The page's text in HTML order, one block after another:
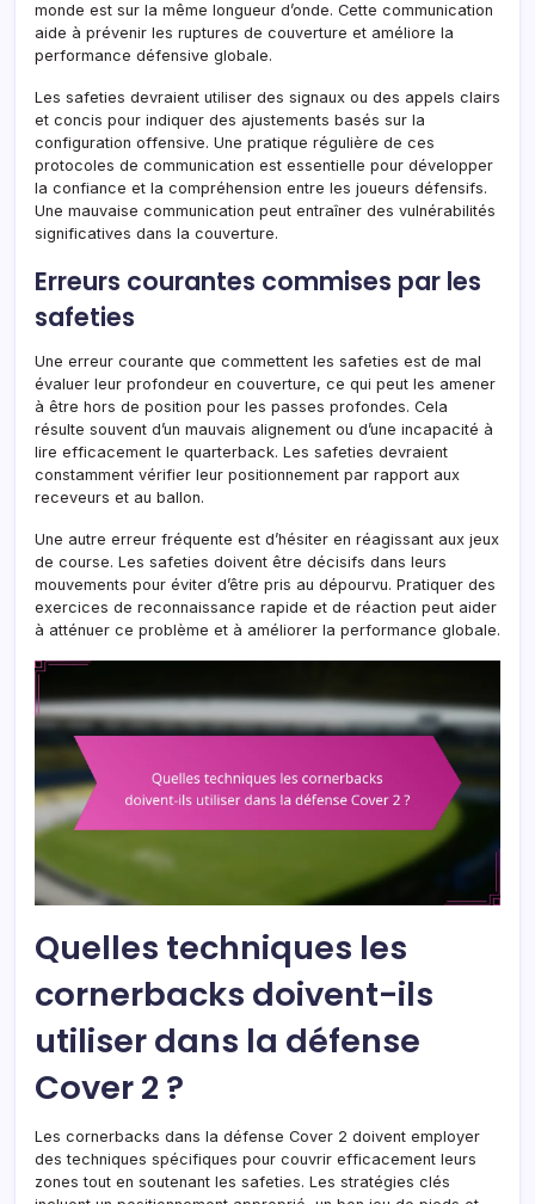
monde est sur la même longueur d’onde. Cette communication
aide à prévenir les ruptures de couverture et améliore la
performance défensive globale.
Les safeties devraient utiliser des signaux ou des appels clairs
et concis pour indiquer des ajustements basés sur la
configuration offensive. Une pratique régulière de ces
protocoles de communication est essentielle pour développer
la confiance et la compréhension entre les joueurs défensifs.
Une mauvaise communication peut entraîner des vulnérabilités
significatives dans la couverture.
Erreurs courantes commises par les
safeties
Une erreur courante que commettent les safeties est de mal
évaluer leur profondeur en couverture, ce qui peut les amener
à être hors de position pour les passes profondes. Cela
résulte souvent d’un mauvais alignement ou d’une incapacité à
lire efficacement le quarterback. Les safeties devraient
constamment vérifier leur positionnement par rapport aux
receveurs et au ballon.
Une autre erreur fréquente est d’hésiter en réagissant aux jeux
de course. Les safeties doivent être décisifs dans leurs
mouvements pour éviter d’être pris au dépourvu. Pratiquer des
exercices de reconnaissance rapide et de réaction peut aider
à atténuer ce problème et à améliorer la performance globale.
Quelles techniques les
cornerbacks doivent-ils
utiliser dans la défense
Cover 2 ?
Les cornerbacks dans la défense Cover 2 doivent employer
des techniques spécifiques pour couvrir efficacement leurs
zones tout en soutenant les safeties. Les stratégies clés